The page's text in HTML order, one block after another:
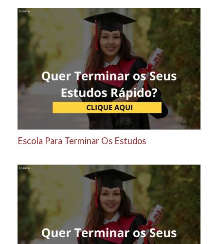
Escola Para Terminar Os Estudos